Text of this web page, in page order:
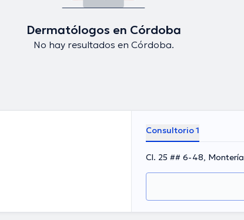
Dermatólogos en Córdoba
No hay resultados en Córdoba.
Consultorio 1
Cl. 25 ## 6-48, Montería